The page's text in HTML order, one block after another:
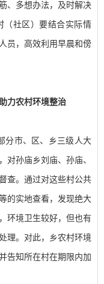
、多想办法，及时解决
（社区）要结合实际情
员，高效利用早晨和傍
力农村环境整治
分市、区、乡三级人大
对孙庙乡刘庙、孙庙、
查。通过对这些村公共
的实地查看，发现绝大
环境卫生较好，但也有
理。对此，乡农村环境
告知所在村在期限内加